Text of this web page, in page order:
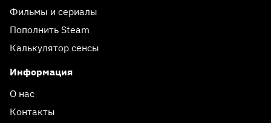
Фильмы и сериалы
Пополнить Steam
Калькулятор сенсы
Информация
О нас
Контакты